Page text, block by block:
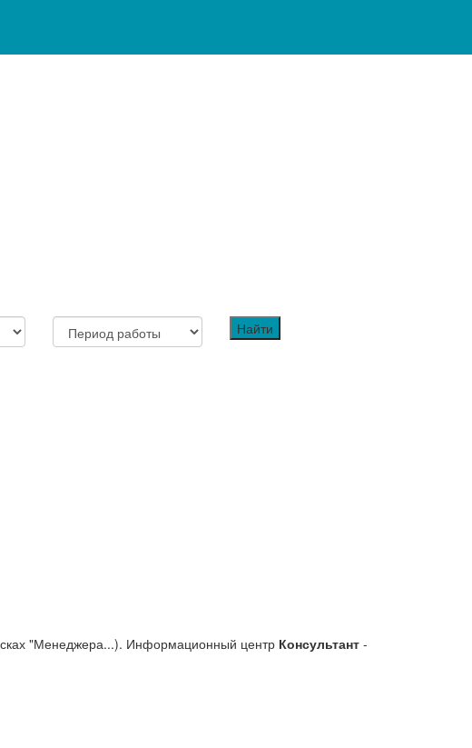
"Менеджера...). Информационный центр Консультант -